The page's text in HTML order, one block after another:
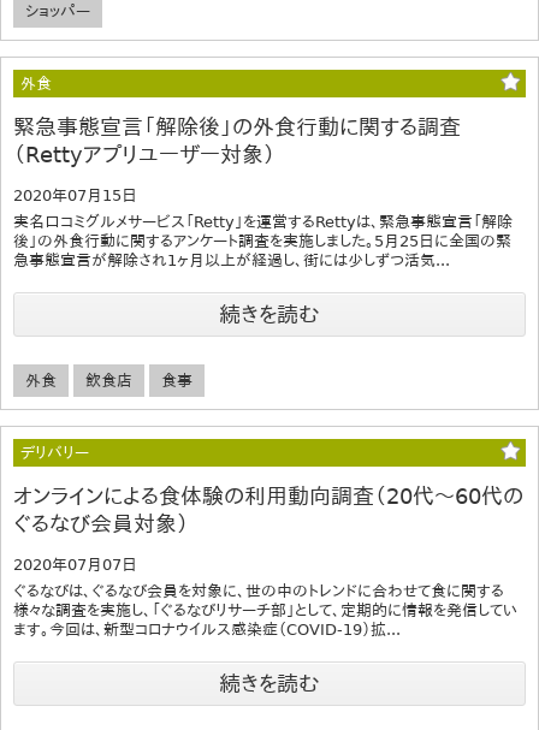
ショッパー
外食
緊急事態宣言「解除後」の外食行動に関する調査
（Rettyアプリユーザー対象）
2020年07月15日
実名口コミグルメサービス「Retty」を運営するRettyは、緊急事態宣言「解除
後」の外食行動に関するアンケート調査を実施しました。5月25日に全国の緊
急事態宣言が解除され1ヶ月以上が経過し、街には少しずつ活気...
続きを読む
外食 飲食店 食事
デリバリー
オンラインによる食体験の利用動向調査（20代～60代の
ぐるなび会員対象）
2020年07月07日
ぐるなびは、ぐるなび会員を対象に、世の中のトレンドに合わせて食に関する
様々な調査を実施し、「ぐるなびリサーチ部」として、定期的に情報を発信してい
ます。今回は、新型コロナウイルス感染症（COVID-19）拡...
続きを読む